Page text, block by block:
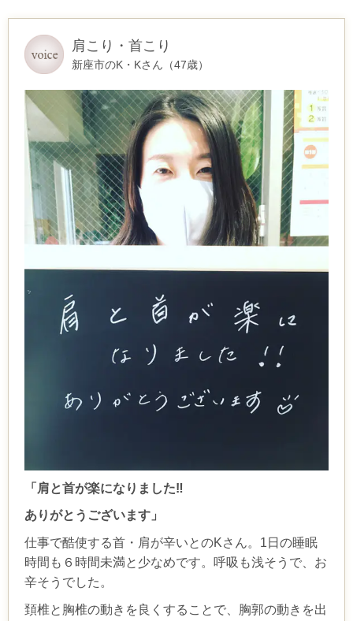
肩こり・首こり
新座市のK・Kさん（47歳）
「肩と首が楽になりました‼️
ありがとうございます」
仕事で酷使する首・肩が辛いとのKさん。1日の睡眠
時間も６時間未満と少なめです。呼吸も浅そうで、お
辛そうでした。
頚椎と胸椎の動きを良くすることで、胸郭の動きを出